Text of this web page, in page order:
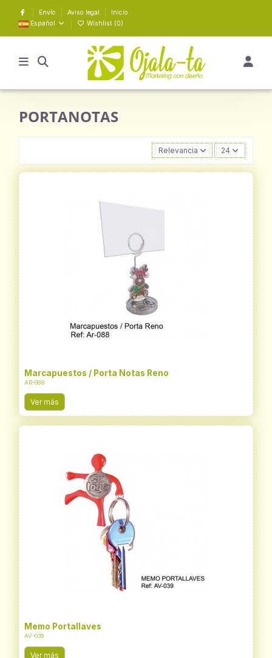
Envío Aviso legal
Inicio
Español
Wishlist (0)
PORTANOTAS
Relevancia 24
Marcapuestos / Porta Notas Reno
AR-088
Ver más
Memo Portallaves
AV-039
Ver más